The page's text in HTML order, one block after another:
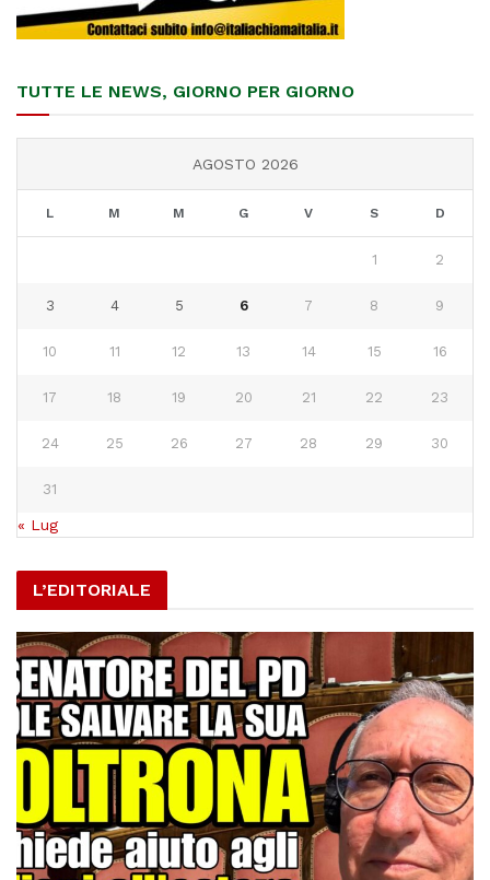
TUTTE LE NEWS, GIORNO PER GIORNO
AGOSTO 2026
L M M G V S D
1 2
3 4 5 6 7 8 9
10 11 12 13 14 15 16
17 18 19 20 21 22 23
24 25 26 27 28 29 30
31
« Lug
L’EDITORIALE